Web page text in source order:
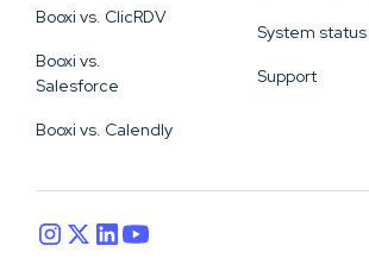
Booxi vs. ClicRDV
Booxi vs.
Salesforce
Booxi vs. Calendly
System status
Support